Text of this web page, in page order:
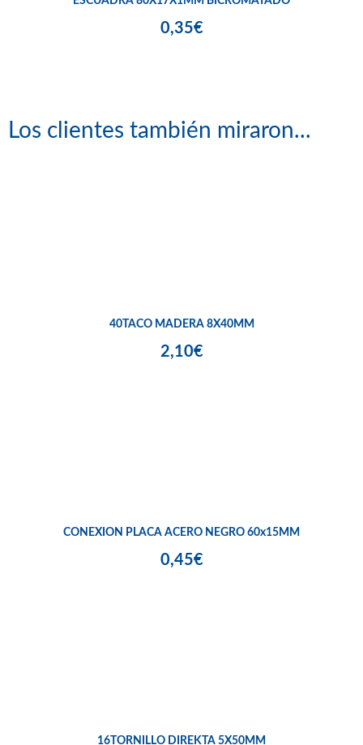
0,35€
Los clientes también miraron...
40TACO MADERA 8X40MM
2,10€
CONEXION PLACA ACERO NEGRO 60x15MM
0,45€
16TORNILLO DIREKTA 5X50MM